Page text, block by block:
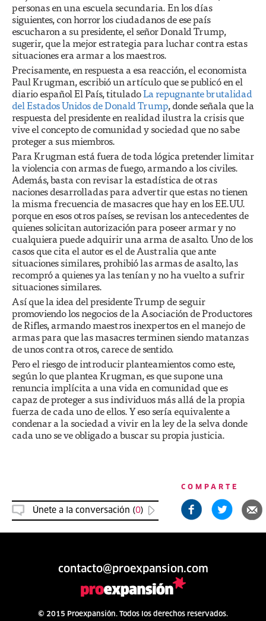
personas en una escuela secundaria. En los días
siguientes, con horror los ciudadanos de ese país
escucharon a su presidente, el señor Donald Trump,
sugerir, que la mejor estrategia para luchar contra estas
situaciones era armar a los maestros.
Precisamente, en respuesta a esa reacción, el economista
Paul Krugman, escribió un artículo que se publicó en el
diario español El País, tituladoLa repugnante brutalidad
del Estados Unidos de Donald Trump, donde señala que la
respuesta del presidente en realidad ilustra la crisis que
vive el concepto de comunidad y sociedad que no sabe
proteger a sus miembros.
Para Krugman está fuera de toda lógica pretender limitar
la violencia con armas de fuego, armando a los civiles.
Además, basta con revisar la estadística de otras
naciones desarrolladas para advertir que estas no tienen
la misma frecuencia de masacres que hay en los EE.UU.
porque en esos otros países, se revisan los antecedentes de
quienes solicitan autorización para poseer armar y no
cualquiera puede adquirir una arma de asalto. Uno de los
casos que cita el autor es el de Australia que ante
situaciones similares, prohibió las armas de asalto, las
recompró a quienes ya las tenían y no ha vuelto a sufrir
situaciones similares.
Así que la idea del presidente Trump de seguir
promoviendo los negocios de la Asociación de Productores
de Rifles, armando maestros inexpertos en el manejo de
armas para que las masacres terminen siendo matanzas
de unos contra otros, carece de sentido.
Pero el riesgo de introducir planteamientos como este,
según lo que plantea Krugman, es que supone una
renuncia implícita a una vida en comunidad que es
capaz de proteger a sus individuos más allá de la propia
fuerza de cada uno de ellos. Y eso sería equivalente a
condenar a la sociedad a vivir en la ley de la selva donde
cada uno se ve obligado a buscar su propia justicia.
Únete a la conversación (0)
COMPARTE
contacto@proexpansion.com
© 2015 Proexpansión. Todos los derechos reservados.